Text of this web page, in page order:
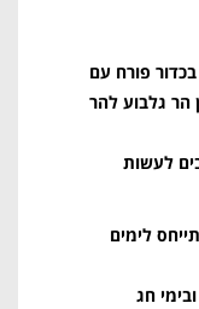
פורח עם
הר גלבוע להר
לעשות
לימים
חג